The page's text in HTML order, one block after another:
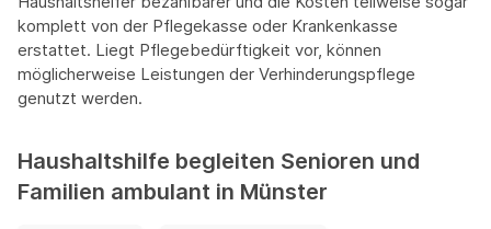
komplett von der Pflegekasse oder Krankenkasse
erstattet. Liegt Pflegebedürftigkeit vor, können
möglicherweise Leistungen der Verhinderungspflege
genutzt werden.
Haushaltshilfe begleiten Senioren und
Familien ambulant in Münster